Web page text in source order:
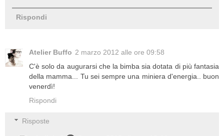
Rispondi
Atelier Buffo 2 marzo 2012 alle ore 09:58
C'è solo da augurarsi che la bimba sia dotata di più fantasia
della mamma... Tu sei sempre una miniera d'energia.. buon
venerdì!
Rispondi
Risposte